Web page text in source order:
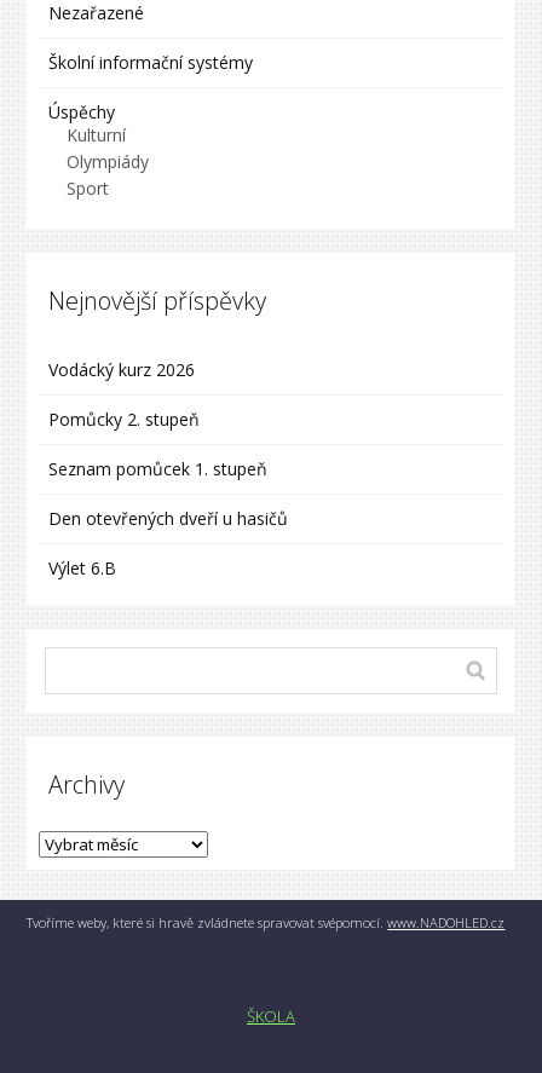
Nezařazené
Školní informační systémy
Úspěchy
Kulturní
Olympiády
Sport
Nejnovější příspěvky
Vodácký kurz 2026
Pomůcky 2. stupeň
Seznam pomůcek 1. stupeň
Den otevřených dveří u hasičů
Výlet 6.B
Archivy
Tvoříme weby, které si hravě zvládnete spravovat svépomocí.www.NADOHLED.cz
ŠKOLA